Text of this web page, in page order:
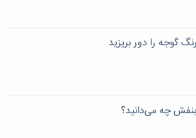
گوجه را دور بریزید
چه می‌دانید؟